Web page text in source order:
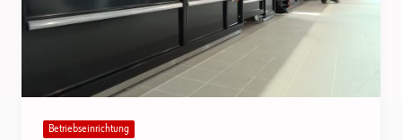
Betriebseinrichtung